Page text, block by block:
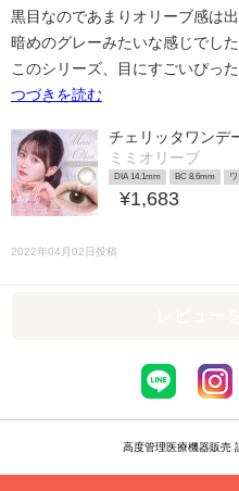
黒目なのであまりオリーブ感は出
暗めのグレーみたいな感じでした
このシリーズ、目にすごいぴっ
つづきを読む
チェリッタワンデ
ミミオリーブ
DIA 14.1mm BC 8.6mm
¥1,683
2022年04月02日投稿
高度管理医療機器販売